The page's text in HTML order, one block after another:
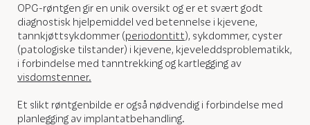
OPG-røntgen gir en unik oversikt og er et svært godt
diagnostisk hjelpemiddel ved betennelse i kjevene,
tannkjøttsykdommer (periodontitt), sykdommer, cyster
(patologiske tilstander) i kjevene, kjeveleddsproblematikk,
i forbindelse med tanntrekking og kartlegging av
visdomstenner.
Et slikt røntgenbilde er også nødvendig i forbindelse med
planlegging av implantatbehandling.